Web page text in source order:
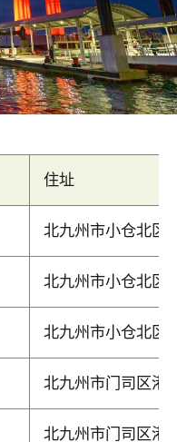
住址
北九州市小仓北区
北九州市小仓北区
北九州市小仓北区
北九州市门司区港
北九州市门司区港